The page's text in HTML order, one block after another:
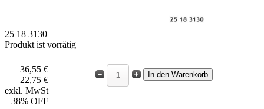
25 18 3130
Produkt ist vorrätig
36,55 €
22,75 €
exkl. MwSt
38% OFF